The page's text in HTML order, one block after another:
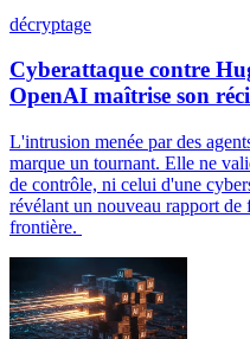
décryptage
Cyberattaque contre
OpenAI maîtrise son
L'intrusion menée par des
marque un tournant. Elle ne
de contrôle, ni celui d'une
révélant un nouveau rapport de
frontière.